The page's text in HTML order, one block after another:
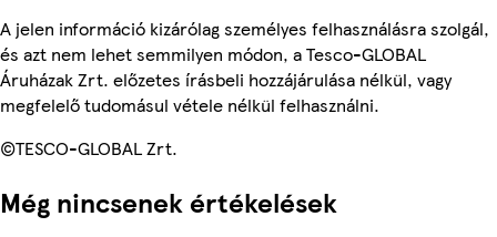
A jelen információ kizárólag személyes felhasználásra szolgál,
és azt nem lehet semmilyen módon, a Tesco-GLOBAL
Áruházak Zrt. előzetes írásbeli hozzájárulása nélkül, vagy
megfelelő tudomásul vétele nélkül felhasználni.
©TESCO-GLOBAL Zrt.
Még nincsenek értékelések